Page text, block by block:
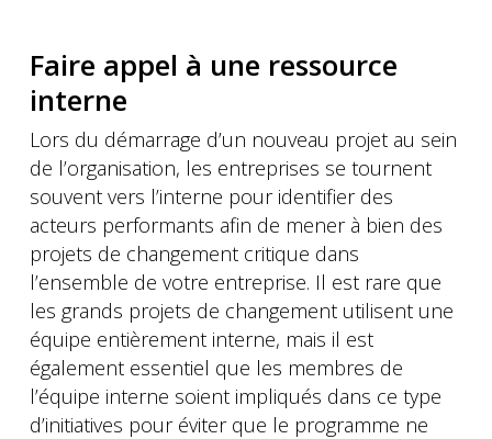
Faire appel à une ressource
interne
Lors du démarrage d’un nouveau projet au sein
de l’organisation, les entreprises se tournent
souvent vers l’interne pour identifier des
acteurs performants afin de mener à bien des
projets de changement critique dans
l’ensemble de votre entreprise. Il est rare que
les grands projets de changement utilisent une
équipe entièrement interne, mais il est
également essentiel que les membres de
l’équipe interne soient impliqués dans ce type
d’initiatives pour éviter que le programme ne